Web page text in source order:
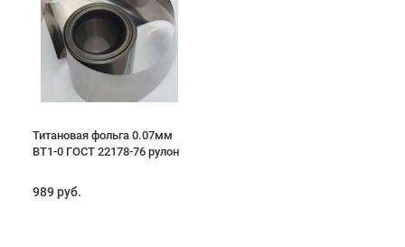
Титановая фольга 0.07мм
ВТ1-0 ГОСТ 22178-76 рулон
989 руб.